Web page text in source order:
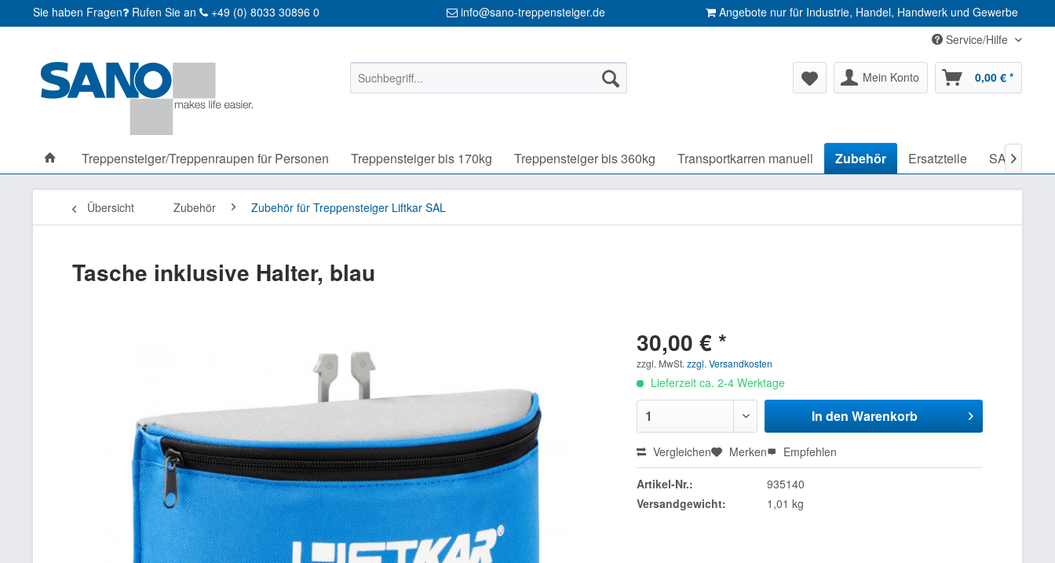
Sie haben Fragen Rufen Sie an +49 (0) 8033 30896 0 info@sano-treppensteiger.de
Angebote nur für Industrie, Handel, Handwerk und Gewerbe
Service/Hilfe
Mein Konto 0,00 € *
Treppensteiger/Treppenraupen für Personen Treppensteiger bis 170kg Treppensteiger bis 360kg Transportkarren manuell Zubehör Ersatzteile SALE %

Übersicht Zubehör Zubehör für Treppensteiger Liftkar SAL
Tasche inklusive Halter, blau
30,00 € *
zzgl. MwSt.zzgl. Versandkosten
Lieferzeit ca. 2-4 Werktage
In den Warenkorb
Vergleichen Merken Empfehlen
Artikel-Nr.:
935140
Versandgewicht:
1,01 kg